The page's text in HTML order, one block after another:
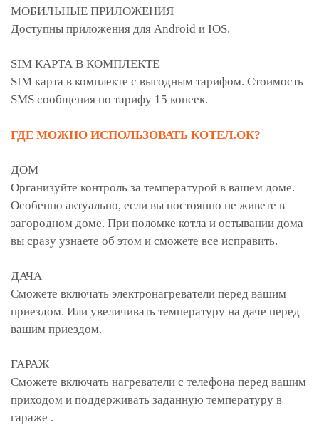
МОБИЛЬНЫЕ ПРИЛОЖЕНИЯ
Доступны приложения для Android и IOS.
SIM КАРТА В КОМПЛЕКТЕ
SIM карта в комплекте с выгодным тарифом. Стоимость
SMS сообщения по тарифу 15 копеек.
ГДЕ МОЖНО ИСПОЛЬЗОВАТЬ КОТЕЛ.ОК?
ДОМ
Организуйте контроль за температурой в вашем доме.
Особенно актуально, если вы постоянно не живете в
загородном доме. При поломке котла и остывании дома
вы сразу узнаете об этом и сможете все исправить.
ДАЧА
Сможете включать электронагреватели перед вашим
приездом. Или увеличивать температуру на даче перед
вашим приездом.
ГАРАЖ
Сможете включать нагреватели с телефона перед вашим
приходом и поддерживать заданную температуру в
гараже .